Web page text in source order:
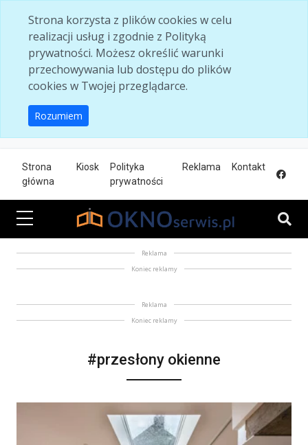
Strona korzysta z plików cookies w celu
realizacji usług i zgodnie z Polityką
prywatności. Możesz określić warunki
przechowywania lub dostępu do plików
cookies w Twojej przeglądarce.
Rozumiem
Strona
główna
Kiosk
Polityka
prywatności
Reklama Kontakt
Reklama
Koniec reklamy
Reklama
Koniec reklamy
#przesłony okienne